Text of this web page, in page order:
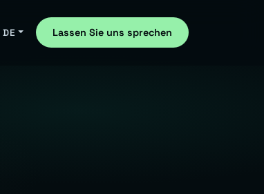
DE Lassen Sie uns sprechen